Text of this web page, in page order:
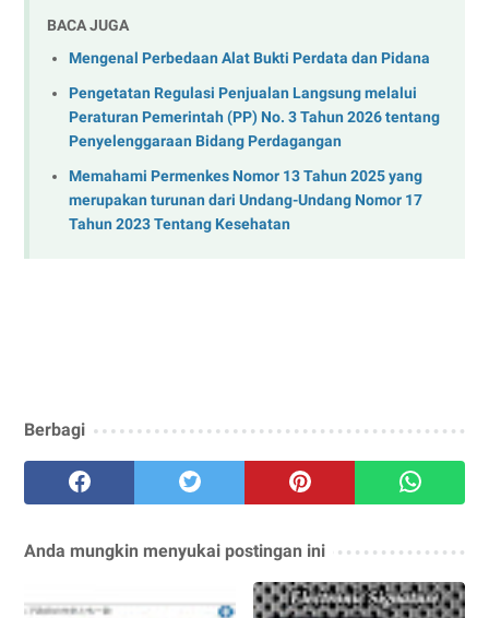
BACA JUGA
Mengenal Perbedaan Alat Bukti Perdata dan Pidana
Pengetatan Regulasi Penjualan Langsung melalui
Peraturan Pemerintah (PP) No. 3 Tahun 2026 tentang
Penyelenggaraan Bidang Perdagangan
Memahami Permenkes Nomor 13 Tahun 2025 yang
merupakan turunan dari Undang-Undang Nomor 17
Tahun 2023 Tentang Kesehatan
Berbagi
Anda mungkin menyukai postingan ini